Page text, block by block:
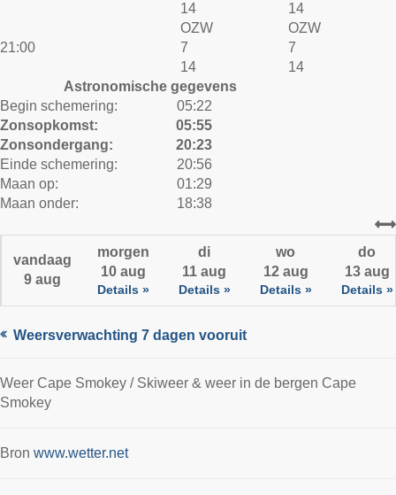
14 14
21:00
OZW
7
14
OZW
7
14
Astronomische gegevens
Begin schemering:
Zonsopkomst:
Zonsondergang:
Einde schemering:
05:22
05:55
20:23
20:56
Maan op:
Maan onder:
01:29
18:38
vandaag
9 aug
morgen
10 aug
Details »
di
11 aug
Details »
wo
12 aug
Details »
do
13 aug
Details »
Weersverwachting 7 dagen vooruit
Weer Cape Smokey / Skiweer & weer in de bergen Cape
Smokey
Bron www.wetter.net